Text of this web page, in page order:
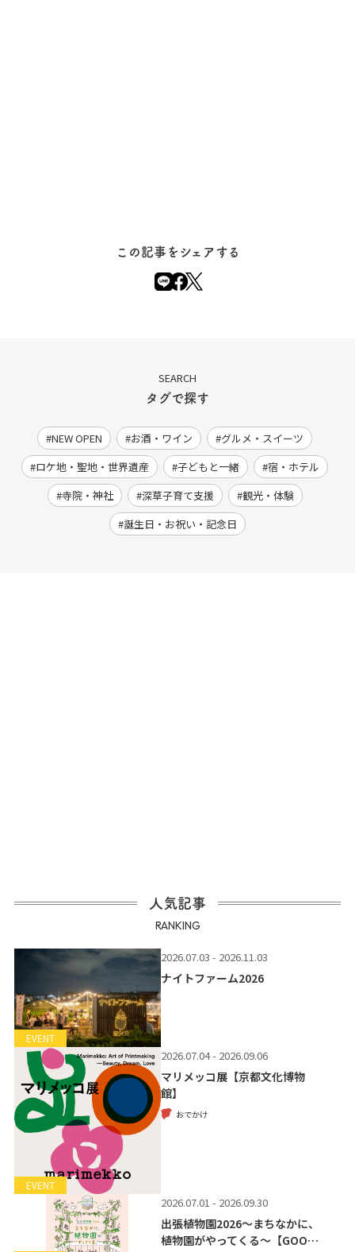
この記事をシェアする
SEARCH
タグで探す
NEW OPEN お酒・ワイン
グルメ・スイーツ
ロケ地・聖地・世界遺産
子どもと一緒
宿・ホテル
寺院・神社
深草子育て支援
観光・体験
誕生日・お祝い・記念日
人気記事
RANKING
EVENT
2026.07.03 - 2026.11.03
ナイトファーム2026
EVENT
2026.07.04 - 2026.09.06
マリメッコ展【京都文化博物
館】
おでかけ
2026.07.01 - 2026.09.30
出張植物園2026～まちなかに、
植物園がやってくる～【GOO…